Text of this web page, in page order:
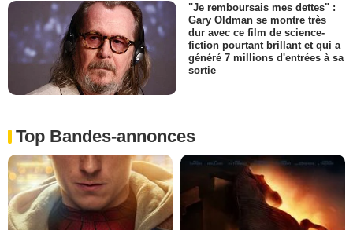
"Je remboursais mes dettes" :
Gary Oldman se montre très
dur avec ce film de science-
fiction pourtant brillant et qui a
généré 7 millions d'entrées à sa
sortie
Top Bandes-annonces